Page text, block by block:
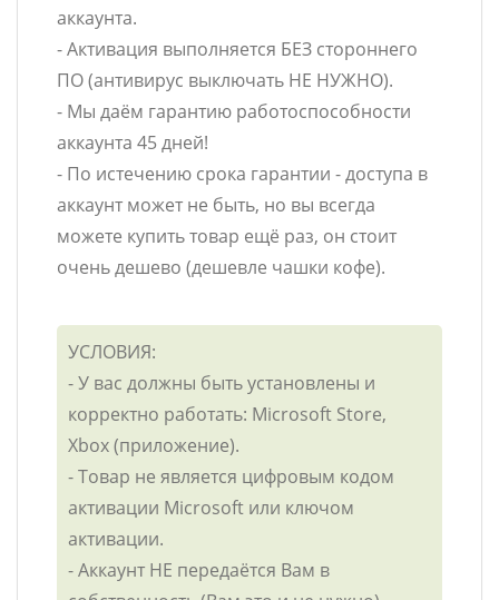
аккаунта.
- Активация выполняется БЕЗ стороннего
ПО (антивирус выключать НЕ НУЖНО).
- Мы даём гарантию работоспособности
аккаунта 45 дней!
- По истечению срока гарантии - доступа в
аккаунт может не быть, но вы всегда
можете купить товар ещё раз, он стоит
очень дешево (дешевле чашки кофе).
УСЛОВИЯ:
- У вас должны быть установлены и
корректно работать: Microsoft Store,
Xbox (приложение).
- Товар не является цифровым кодом
активации Microsoft или ключом
активации.
- Аккаунт НЕ передаётся Вам в